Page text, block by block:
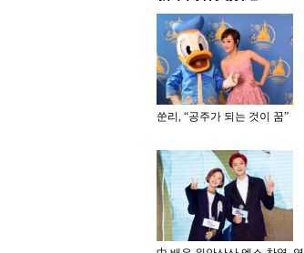
쑨리, “공주가 되는 것이 꿈”